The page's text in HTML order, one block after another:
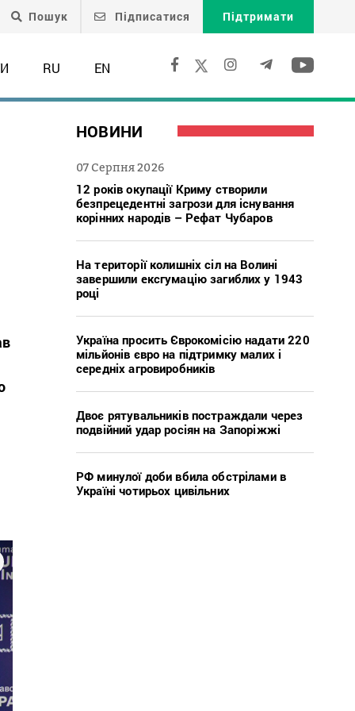
Пошук Підписатися Підтримати
RU EN
НОВИНИ
07 Серпня 2026
12 років окупації Криму створили
безпрецедентні загрози для існування
корінних народів – Рефат Чубаров
На території колишніх сіл на Волині
завершили ексгумацію загиблих у 1943
році
Україна просить Єврокомісію надати 220
мільйонів євро на підтримку малих і
середніх агровиробників
Двоє рятувальників постраждали через
подвійний удар росіян на Запоріжжі
РФ минулої доби вбила обстрілами в
Україні чотирьох цивільних